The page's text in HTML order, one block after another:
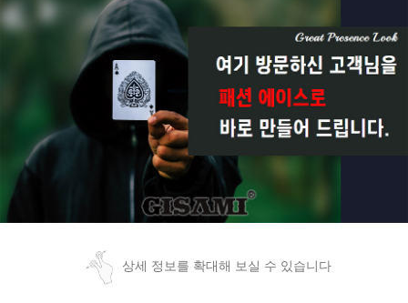
상세 정보를 확대해 보실 수 있습니다